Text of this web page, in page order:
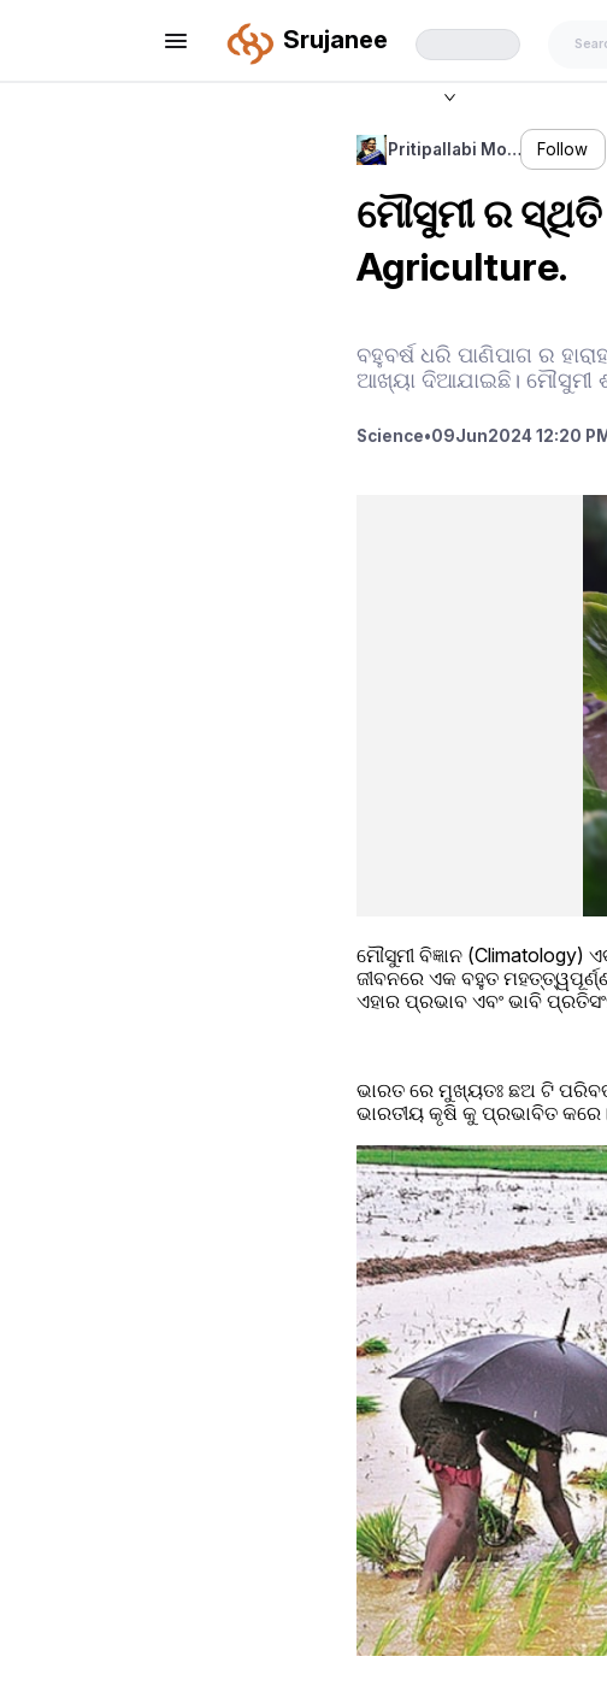
Srujanee
Pritipallabi Mo… Follow
ମୌସୁମୀ ର ସ୍ଥିତି
Agriculture.
ବହୁବର୍ଷ ଧରି ପାଣିପାଗ ର
ଆଖ୍ୟା ଦିଆଯାଇଛି। ମୌସୁମୀ
Science•09Jun2024 12:20 PM
ମୌସୁମୀ ବିଜ୍ଞାନ (Climatology)
ଜୀବନରେ ଏକ ବହୁତ
ଏହାର ପ୍ରଭାବ ଏବଂ ଭାବି
ଭାରତ ରେ ମୁଖ୍ୟତଃ ଛଅ ଟି
ଭାରତୀୟ କୃଷି କୁ ପ୍ରଭାବିତ କରେ।